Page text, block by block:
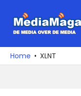
naar
media
over
Home XLNT